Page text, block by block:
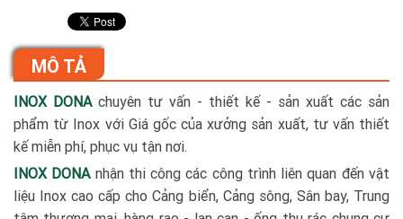
MÔ TẢ
INOX DONAchuyên tư vấn - thiết kế - sản xuất các sản
phẩm từ Inox với Giá gốc của xưởng sản xuất, tư vấn thiết
kế miễn phí, phục vụ tận nơi.
INOX DONAnhận thi công các công trình liên quan đến vật
liệu Inox cao cấp cho Cảng biển, Cảng sông, Sân bay, Trung